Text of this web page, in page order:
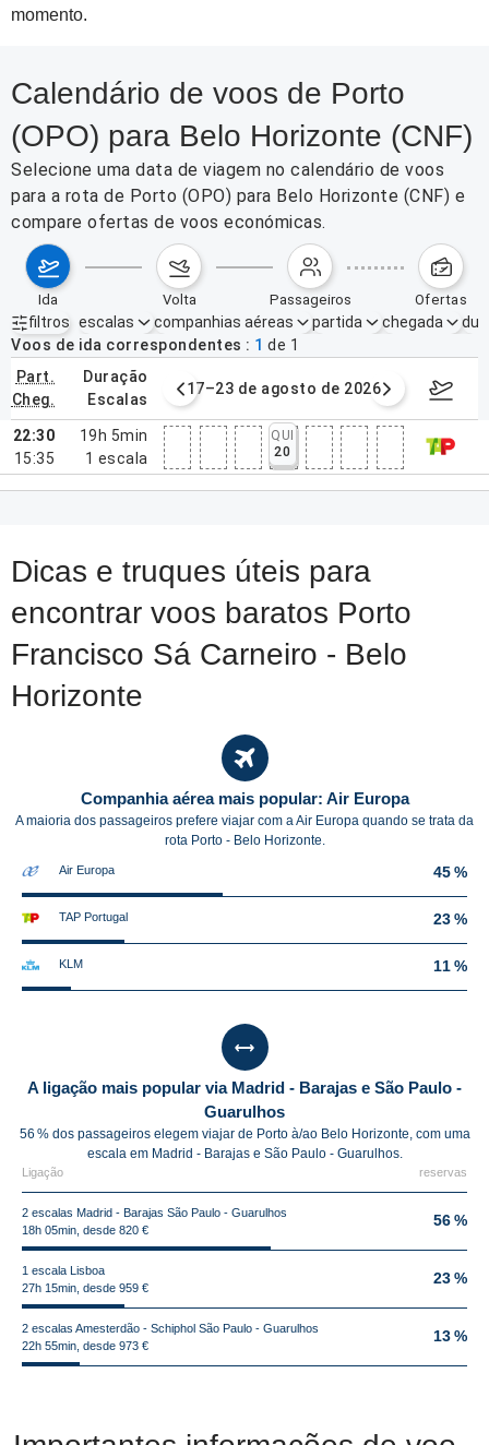
momento.
Calendário de voos de Porto
(OPO) para Belo Horizonte (CNF)
Selecione uma data de viagem no calendário de voos
para a rota de Porto (OPO) para Belo Horizonte (CNF) e
compare ofertas de voos económicas.
ida volta passageiros ofertas
filtros
Filtros ativos nenhum
escalas companhias aéreas partida chegada
Voos de ida correspondentes
1 de 1
part.
cheg.
duração
escalas
agosto de 2026 17–23 de agosto de 2026 24–30
22:30
15:35
19h 5min
1 escala
QUI
20
Dicas e truques úteis para
encontrar voos baratos Porto
Francisco Sá Carneiro - Belo
Horizonte
Companhia aérea mais popular: Air Europa
A maioria dos passageiros prefere viajar com a Air Europa quando se trata da
rota Porto - Belo Horizonte.
Air Europa 45 %
TAP Portugal 23 %
KLM 11 %
A ligação mais popular via Madrid - Barajas e São Paulo -
Guarulhos
56 % dos passageiros elegem viajar de Porto à/ao Belo Horizonte, com uma
escala em Madrid - Barajas e São Paulo - Guarulhos.
Ligação reservas
2 escalas Madrid - Barajas São Paulo - Guarulhos
18h 05min, desde 820 €
56 %
1 escala Lisboa
27h 15min, desde 959 €
23 %
2 escalas Amesterdão - Schiphol São Paulo - Guarulhos
22h 55min, desde 973 €
13 %